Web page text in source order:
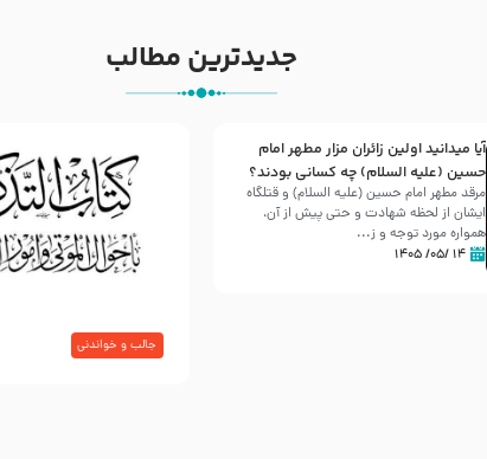
جدیدترین مطالب
آیا میدانید اولین زائران مزار مطهر امام
حسین (علیه السلام) چه کسانی بودند؟
مرقد مطهر امام حسین (علیه السلام) و قتلگاه
ایشان از لحظه شهادت و حتی پیش از آن،
همواره مورد توجه و ز...
۱۴ /۰۵/ ۱۴۰۵
جالب و خواندنی